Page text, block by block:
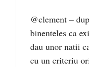
@clement –
binenteles ca
dau unor natii
cu un criteriu